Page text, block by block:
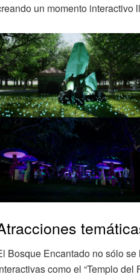
un momento interactivo
Bosque Encantado no sólo
como el “Templo